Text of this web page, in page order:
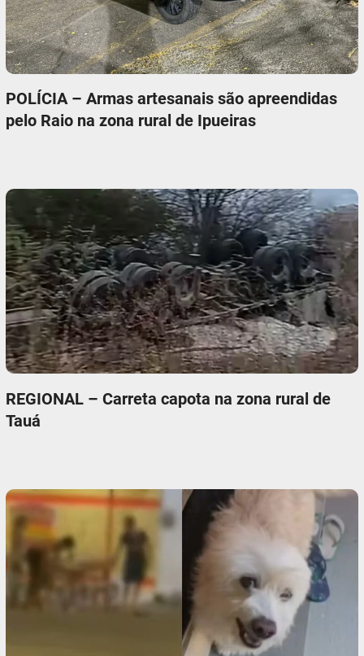
POLÍCIA – Armas artesanais são apreendidas
pelo Raio na zona rural de Ipueiras
REGIONAL – Carreta capota na zona rural de
Tauá